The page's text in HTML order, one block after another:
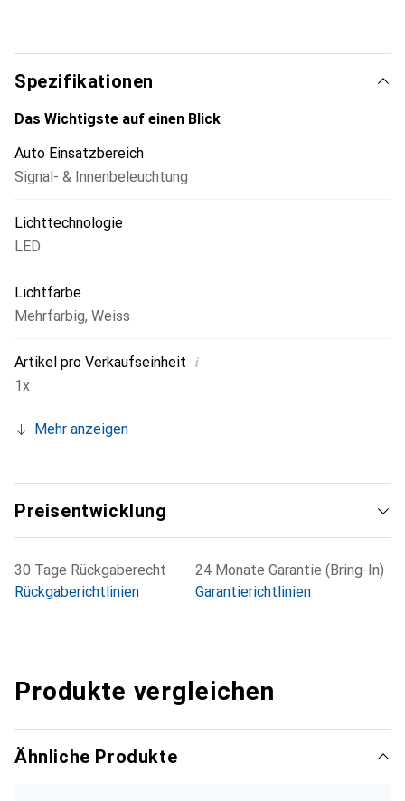
Spezifikationen
Das Wichtigste auf einen Blick
Auto Einsatzbereich
Signal- & Innenbeleuchtung
Lichttechnologie
LED
Lichtfarbe
Mehrfarbig, Weiss
Artikel pro Verkaufseinheit i
1x
Mehr anzeigen
Preisentwicklung
30 Tage Rückgaberecht
Rückgaberichtlinien
24 Monate Garantie (Bring-In)
Garantierichtlinien
Produkte vergleichen
Ähnliche Produkte